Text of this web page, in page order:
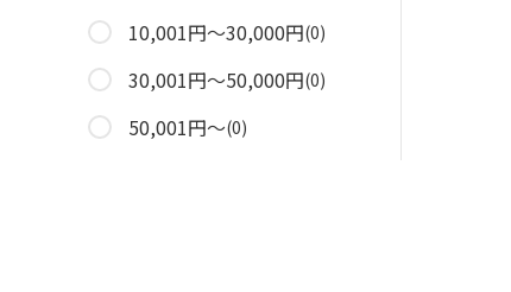
10,001円～30,000円(0)
30,001円～50,000円(0)
50,001円～(0)